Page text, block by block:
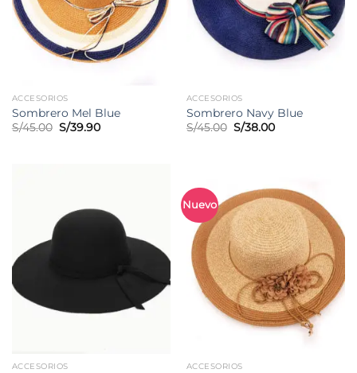
ACCESORIOS
Sombrero Mel Blue
S/45.00 El
precio
S/39.90El
ACCESORIOS
Sombrero Navy Blue
S/45.00 El
precio
S/38.00El
ACCESORIOS
Nuevo
ACCESORIOS